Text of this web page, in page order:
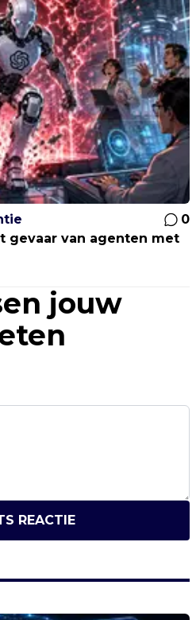
0
gevaar van agenten met
jouw
REACTIE